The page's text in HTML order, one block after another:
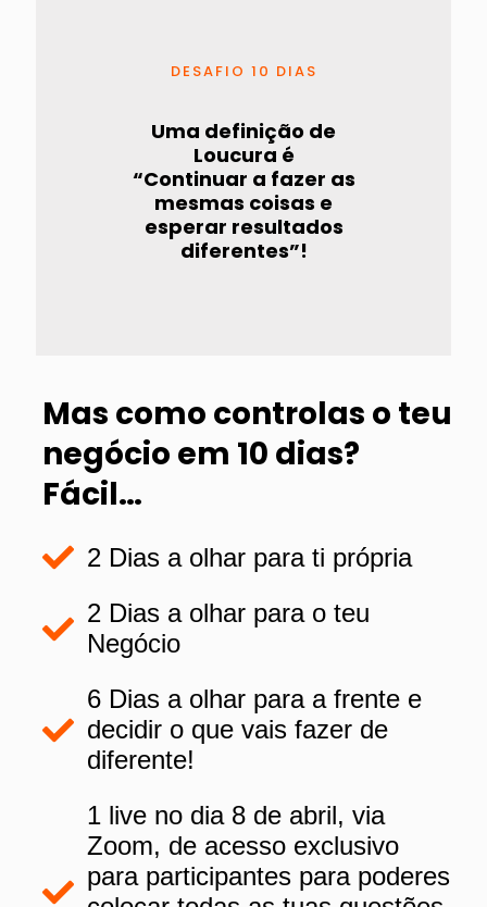
DESAFIO 10 DIAS
Uma definição de
Loucura é
“Continuar a fazer as
mesmas coisas e
esperar resultados
diferentes”!
Mas como controlas o teu
negócio em 10 dias?
Fácil…
2 Dias a olhar para ti própria
2 Dias a olhar para o teu
Negócio
6 Dias a olhar para a frente e
decidir o que vais fazer de
diferente!
1 live no dia 8 de abril, via
Zoom, de acesso exclusivo
para participantes para poderes